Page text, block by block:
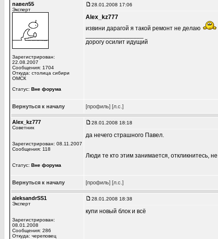
павел55
Эксперт
Зарегистрирован:
22.08.2007
Сообщения: 1704
Откуда: столица сибири
ОМСК
Статус: Вне форума
28.01.2008 17:06
Alex_kz777
извини дарагой я такой ремонт не делаю
дорогу осилит идущий
Вернуться к началу [профиль] [л.с.]
Alex_kz777
Советник
Зарегистрирован: 08.11.2007
Сообщения: 118
Статус: Вне форума
28.01.2008 18:18
да нечего страшного Павел.
Люди те кто этим занимается, откликнитесь,
Вернуться к началу [профиль] [л.с.]
aleksandrSS1
Эксперт
Зарегистрирован:
08.01.2008
Сообщения: 286
Откуда: череповец
28.01.2008 18:38
купи новый блок и всё